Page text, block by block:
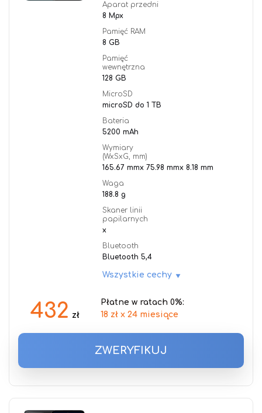
Aparat przedni
8 Mpx
Pamięć RAM
8 GB
Pamięć
wewnętrzna
128 GB
MicroSD
microSD do 1 TB
Bateria
5200 mAh
Wymiary
(WxSxG, mm)
165.67 mmx 75.98 mmx 8.18 mm
Waga
188.8 g
Skaner linii
papilarnych
x
Bluetooth
Bluetooth 5,4
Wszystkie cechy
432 zł
Płatne w ratach 0%:
18 zł x 24 miesiące
ZWERYFIKUJ